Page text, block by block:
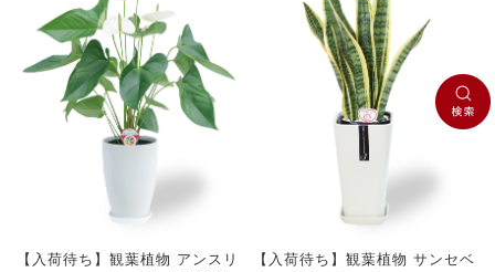
【入荷待ち】観葉植物 アンスリ
【入荷待ち】観葉植物 サンセベ